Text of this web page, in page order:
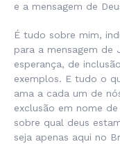
e a mensagem de
É tudo sobre mim,
para a mensagem de
esperança, de
exemplos. E tudo o
ama a cada um de
exclusão em nome
sobre qual deus
seja apenas aqui no